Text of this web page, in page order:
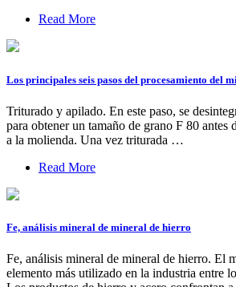
Read More
Los principales seis pasos del procesamiento del
Triturado y apilado. En este paso, se
para obtener un tamaño de grano F 80 antes
a la molienda. Una vez triturada …
Read More
Fe, análisis mineral de mineral de hierro
Fe, análisis mineral de mineral de hierro. El
elemento más utilizado en la industria entre